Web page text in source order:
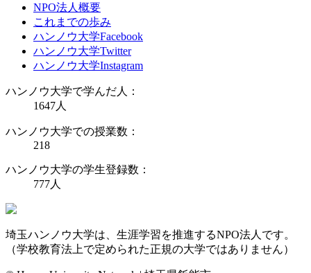
NPO法人概要
これまでの歩み
ハンノウ大学Facebook
ハンノウ大学Twitter
ハンノウ大学Instagram
ハンノウ大学で学んだ人：
1647人
ハンノウ大学での授業数：
218
ハンノウ大学の学生登録数：
777人
埼玉ハンノウ大学は、生涯学習を推進するNPO法人です。
（学校教育法上で定められた正規の大学ではありません）